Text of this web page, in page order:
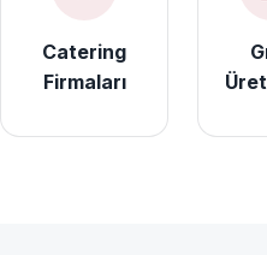
Catering
Firmaları